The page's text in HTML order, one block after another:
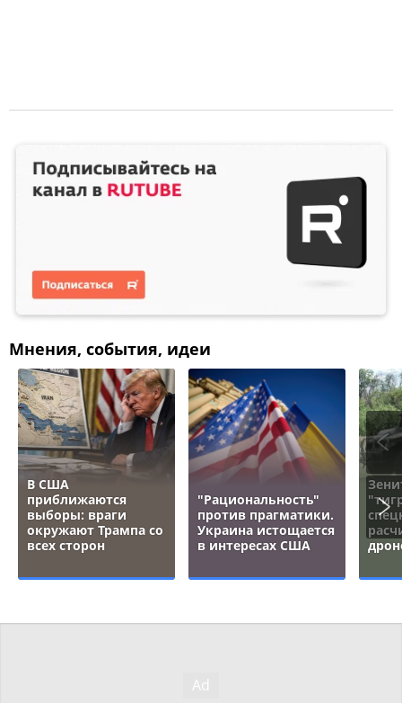
Мнения, события, идеи
В США
приближаются
выборы: враги
окружают Трампа со
всех сторон
"Рациональность"
против прагматики.
Украина истощается
в интересах США